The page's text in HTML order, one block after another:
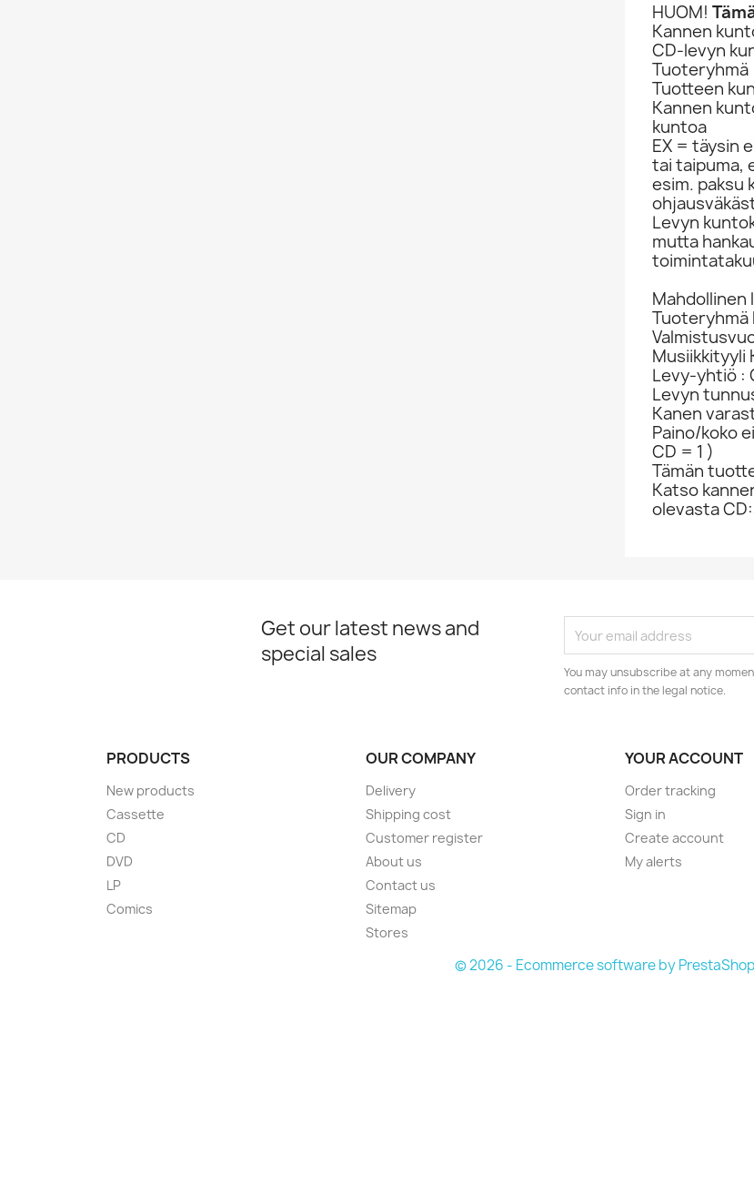
HUOM!
Kannen
CD-levyn
Tuoteryhmä
Tuotteen
Kannen
kuntoa
EX = täysin
tai taipuma,
esim. paksu
Levyn
mutta
Mahdollinen
Tuoteryhmä
Musiikkityyli
Levy-yhtiö :
Levyn
Kanen
Paino/koko
CD = 1 )
Tämän
Katso
olevasta
Get our latest news and
special sales
You may unsubscribe at any
contact info in the legal notice.
PRODUCTS
New products
Cassette
CD
DVD
LP
Comics
OUR COMPANY
Delivery
Shipping cost
Customer register
About us
Contact us
Sitemap
Stores
YOUR ACCOUNT
Order tracking
Sign in
Create account
My alerts
© 2026 - Ecommerce software by